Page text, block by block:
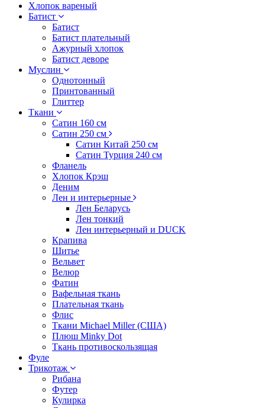
Хлопок вареный
Батист
Батист
Батист плательный
Ажурный хлопок
Батист деворе
Муслин
Однотонный
Принтованный
Глиттер
Ткани
Сатин 160 см
Сатин 250 см
Сатин Китай 250 см
Сатин Турция 240 см
Фланель
Хлопок Крэш
Деним
Лен и интерьерные
Лен Беларусь
Лен тонкий
Лен интерьерный и DUCK
Крапива
Шитье
Вельвет
Велюр
Фатин
Вафельная ткань
Плательная ткань
Флис
Ткани Michael Miller (США)
Плюш Minky Dot
Ткань противоскользящая
Фуле
Трикотаж
Рибана
Футер
Кулирка